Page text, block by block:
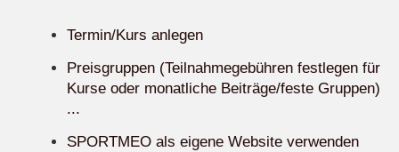
Termin/Kurs anlegen
Preisgruppen (Teilnahmegebühren festlegen für
Kurse oder monatliche Beiträge/feste Gruppen)
...
SPORTMEO als eigene Website verwenden